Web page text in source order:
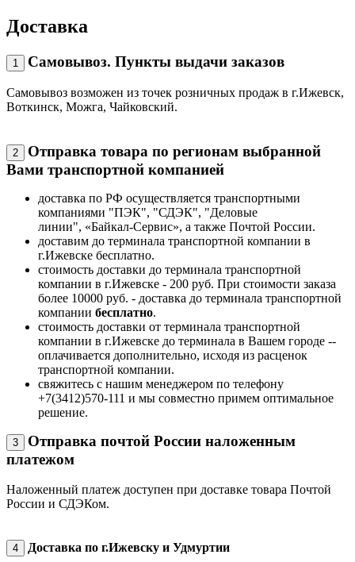
Доставка
1 Самовывоз. Пункты выдачи заказов
Самовывоз возможен из точек розничных продаж в г.Ижевск,
Воткинск, Можга, Чайковский.
2
Отправка товара по регионам выбранной
Вами транспортной компанией
доставка по РФ осуществляется транспортными
компаниями "ПЭК", "СДЭК", "Деловые
линии", «Байкал-Сервис», а также Почтой России.
доставим до терминала транспортной компании в
г.Ижевске бесплатно.
стоимость доставки до терминала транспортной
компании в г.Ижевске - 200 руб. При стоимости заказа
более 10000 руб. - доставка до терминала транспортной
компании бесплатно.
стоимость доставки от терминала транспортной
компании в г.Ижевске до терминала в Вашем городе --
оплачивается дополнительно, исходя из расценок
транспортной компании.
свяжитесь с нашим менеджером по телефону
+7(3412)570-111 и мы совместно примем оптимальное
решение.
3
Отправка почтой России наложенным
платежом
Наложенный платеж доступен при доставке товара Почтой
России и СДЭКом.
4 Доставка по г.Ижевску и Удмуртии